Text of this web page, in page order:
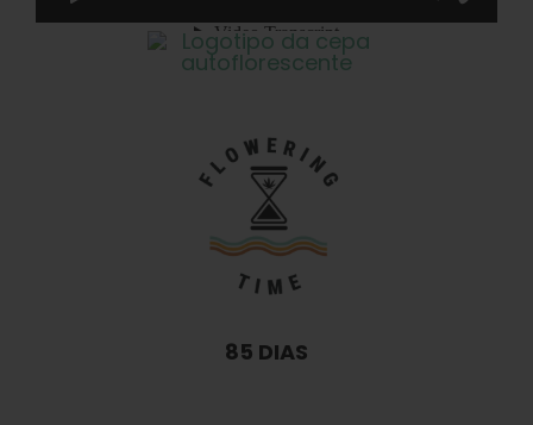
85 DIAS